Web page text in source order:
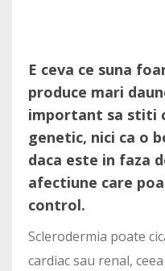
E ceva ce suna
produce mari
important sa stiti
genetic, nici ca o
daca este in faza
afectiune care
control.
Sclerodermia poate
cardiac sau renal,